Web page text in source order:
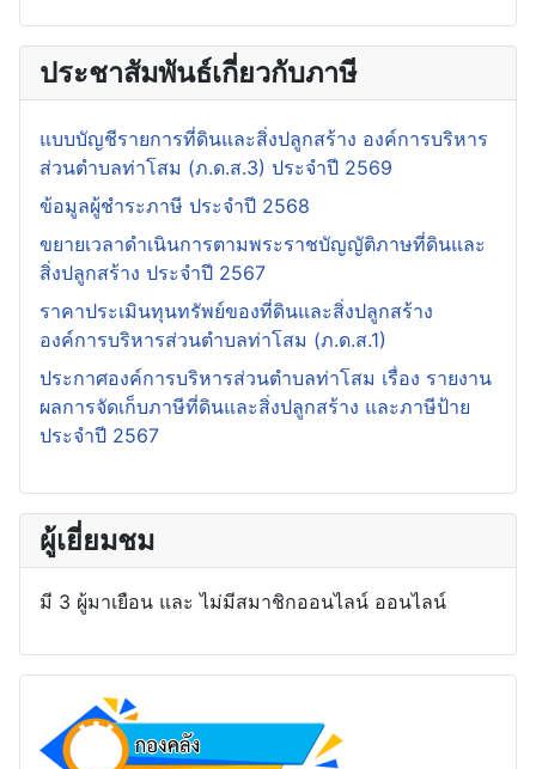
ประชาสัมพันธ์เกี่ยวกับภาษี
แบบบัญชีรายการที่ดินและสิ่งปลูกสร้าง องค์การบริหาร
ส่วนตำบลท่าโสม (ภ.ด.ส.3) ประจำปี 2569
ข้อมูลผู้ชำระภาษี ประจำปี 2568
ขยายเวลาดำเนินการตามพระราชบัญญัติภาษที่ดินและ
สิ่งปลูกสร้าง ประจำปี 2567
ราคาประเมินทุนทรัพย์ของที่ดินและสิ่งปลูกสร้าง
องค์การบริหารส่วนตำบลท่าโสม (ภ.ด.ส.1)
ประกาศองค์การบริหารส่วนตำบลท่าโสม เรื่อง รายงาน
ผลการจัดเก็บภาษีที่ดินและสิ่งปลูกสร้าง และภาษีป้าย
ประจำปี 2567
ผู้เยี่ยมชม
มี 3 ผู้มาเยือน และ ไม่มีสมาชิกออนไลน์ ออนไลน์